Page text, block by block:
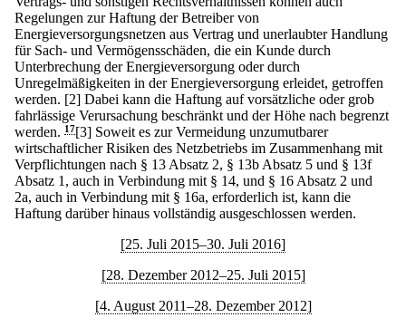
Regelungen zur Haftung der Betreiber von
Energieversorgungsnetzen aus Vertrag und unerlaubter Handlung
für Sach- und Vermögensschäden, die ein Kunde durch
Unterbrechung der Energieversorgung oder durch
Unregelmäßigkeiten in der Energieversorgung erleidet, getroffen
werden. [2] Dabei kann die Haftung auf vorsätzliche oder grob
fahrlässige Verursachung beschränkt und der Höhe nach begrenzt
werden. 17[3] Soweit es zur Vermeidung unzumutbarer
wirtschaftlicher Risiken des Netzbetriebs im Zusammenhang mit
Verpflichtungen nach § 13 Absatz 2, § 13b Absatz 5 und § 13f
Absatz 1, auch in Verbindung mit § 14, und § 16 Absatz 2 und
2a, auch in Verbindung mit § 16a, erforderlich ist, kann die
Haftung darüber hinaus vollständig ausgeschlossen werden.
[25. Juli 2015–30. Juli 2016]
[28. Dezember 2012–25. Juli 2015]
[4. August 2011–28. Dezember 2012]